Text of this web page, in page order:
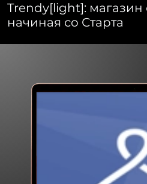
Trendy[light]:
начиная со Старта